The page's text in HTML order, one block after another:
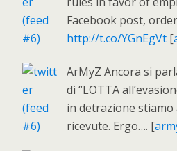
Facebook post,
http://t.co/YGnEgVt [
ArMyZ Ancora si
di “LOTTA
in detrazione
ricevute. Ergo…. [